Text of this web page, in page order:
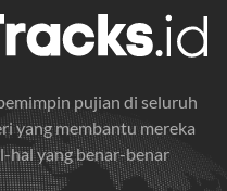
pujian di seluruh
yang membantu mereka
hal yang benar-benar